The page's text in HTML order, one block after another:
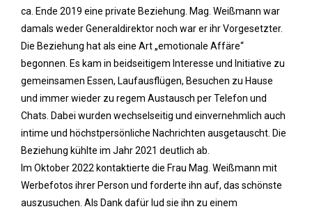
ca. Ende 2019 eine private Beziehung. Mag. Weißmann war
damals weder Generaldirektor noch war er ihr Vorgesetzter.
Die Beziehung hat als eine Art „emotionale Affäre“
begonnen. Es kam in beidseitigem Interesse und Initiative zu
gemeinsamen Essen, Laufausflügen, Besuchen zu Hause
und immer wieder zu regem Austausch per Telefon und
Chats. Dabei wurden wechselseitig und einvernehmlich auch
intime und höchstpersönliche Nachrichten ausgetauscht. Die
Beziehung kühlte im Jahr 2021 deutlich ab.
Im Oktober 2022 kontaktierte die Frau Mag. Weißmann mit
Werbefotos ihrer Person und forderte ihn auf, das schönste
auszusuchen. Als Dank dafür lud sie ihn zu einem